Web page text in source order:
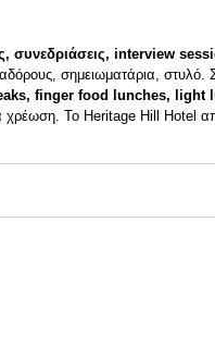
συνεδριάσεις, interview
σημειωματάρια, στυλό.
finger food lunches, light
χρέωση. Το Heritage Hill Hotel